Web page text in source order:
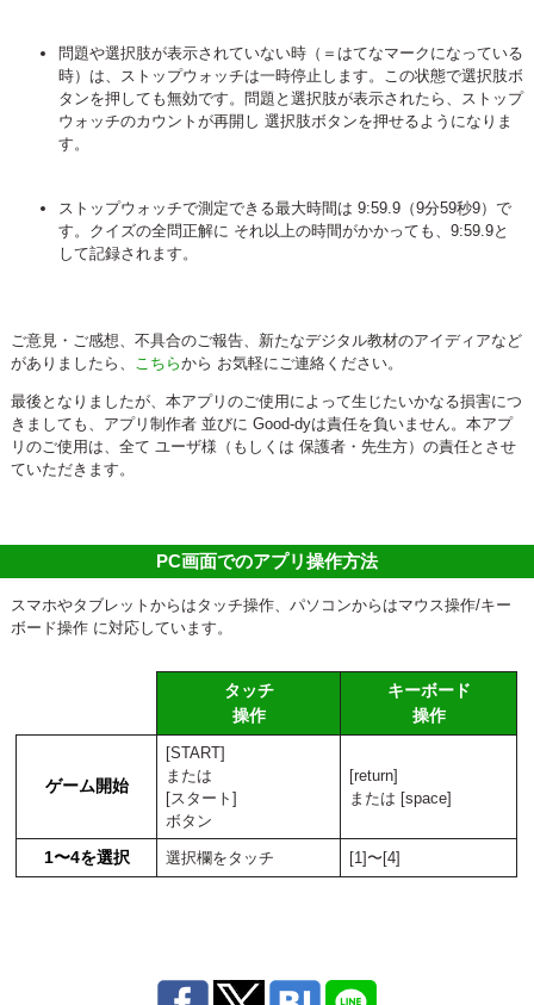
問題や選択肢が表示されていない時（＝はてなマークになっている
時）は、ストップウォッチは一時停止します。この状態で選択肢ボ
タンを押しても無効です。問題と選択肢が表示されたら、ストップ
ウォッチのカウントが再開し 選択肢ボタンを押せるようになりま
す。
ストップウォッチで測定できる最大時間は 9:59.9（9分59秒9）で
す。クイズの全問正解に それ以上の時間がかかっても、9:59.9と
して記録されます。
ご意見・ご感想、不具合のご報告、新たなデジタル教材のアイディアなど
がありましたら、 こちらから お気軽にご連絡ください。
最後となりましたが、本アプリのご使用によって生じたいかなる損害につ
きましても、アプリ制作者 並びに Good-dyは責任を負いません。本アプ
リのご使用は、全て ユーザ様（もしくは 保護者・先生方）の責任とさせ
ていただきます。
PC画面でのアプリ操作方法
スマホやタブレットからはタッチ操作、パソコンからはマウス操作/キー
ボード操作 に対応しています。
タッチ
操作
キーボード
操作
ゲーム開始
[START]
または
[スタート]
ボタン
[return]
または [space]
1〜4を選択 選択欄をタッチ [1]〜[4]